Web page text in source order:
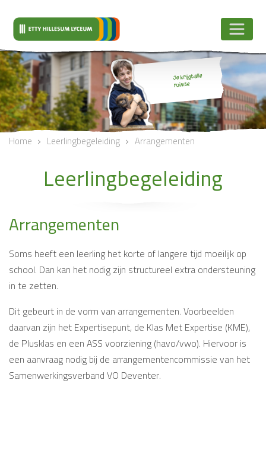
Je krijgt alle
ruimte
<Vorige >
Home Leerlingbegeleiding Arrangementen
Leerlingbegeleiding
Arrangementen
Soms heeft een leerling het korte of langere tijd moeilijk op
school. Dan kan het nodig zijn structureel extra ondersteuning
in te zetten.
Dit gebeurt in de vorm van arrangementen. Voorbeelden
daarvan zijn het Expertisepunt, de Klas Met Expertise (KME),
de Plusklas en een ASS voorziening (havo/vwo). Hiervoor is
een aanvraag nodig bij de arrangementencommissie van het
Samenwerkingsverband VO Deventer.